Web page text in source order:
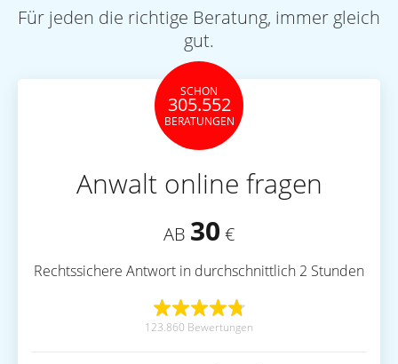
Für jeden die richtige Beratung, immer gleich
gut.
SCHON
305.552
BERATUNGEN
Anwalt online fragen
AB 30 €
Rechtssichere Antwort in durchschnittlich 2 Stunden
123.860 Bewertungen